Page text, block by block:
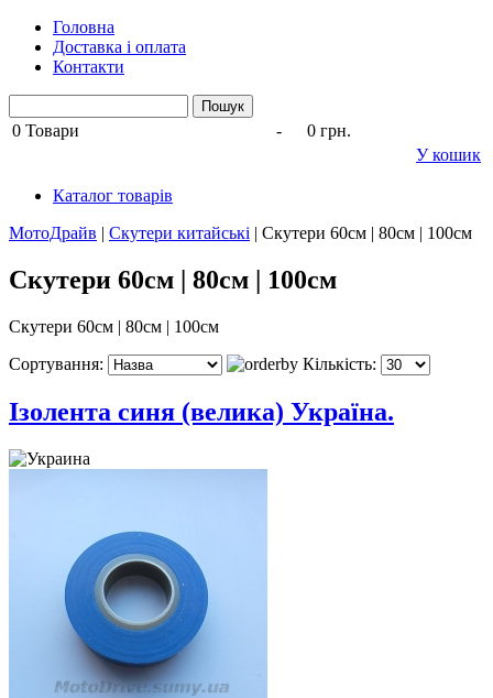
Головна
Доставка і оплата
Контакти
0 Товари -
0 грн.
У кошик
Каталог товарів
МотоДрайв | Скутери китайські | Скутери 60см | 80см | 100см
Скутери 60см | 80см | 100см
Скутери 60см | 80см | 100см
Сортування:
Кількість:
Ізолента синя (велика) Україна.